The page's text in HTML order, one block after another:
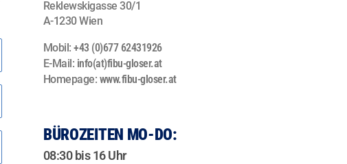
Reklewskigasse 30/1
A-1230 Wien
Mobil:+43 (0)677 62431926
E-Mail: info(at)fibu-gloser.at
Homepage: www.fibu-gloser.at
BÜROZEITEN MO-DO:
08:30 bis 16 Uhr